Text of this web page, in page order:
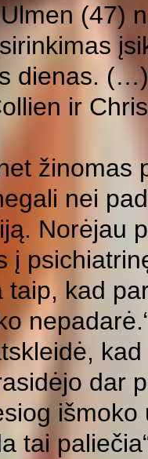
(47)
dienas.
ir
žinomas
nei
Norėjau
į
kad
dar
tai